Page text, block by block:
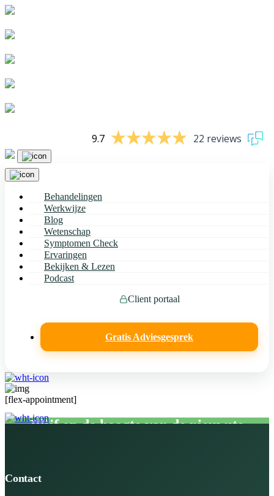
9.7 22 reviews
Behandelingen
Werkwijze
Blog
Wetenschap
Symptomen Check
Ervaringen
Bekijken & Lezen
Podcast
Gratis Adviesgesprek
Client portaal
[flex-appointment]
Blijf op de hoogte van de nieuwste
Contact